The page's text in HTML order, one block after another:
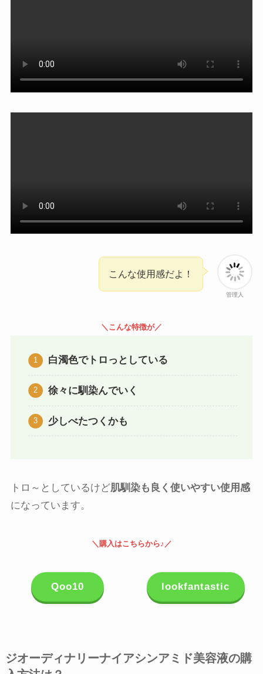
管理人
こんな使用感だよ！
＼こんな特徴が／
白濁色でトロっとしている
徐々に馴染んでいく
少しべたつくかも
トロ～としているけど肌馴染も良く使いやすい使用感
になっています。
＼購入はこちらから♪／
Qoo10 lookfantastic
ジオーディナリーナイアシンアミド美容液の購